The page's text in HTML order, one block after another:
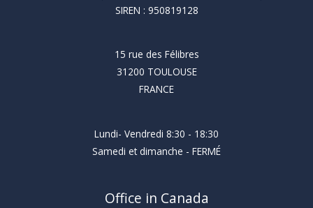
SIREN : 950819128
15 rue des Félibres
31200 TOULOUSE
FRANCE
Lundi- Vendredi 8:30 - 18:30
Samedi et dimanche - FERMÉ
Office in Canada